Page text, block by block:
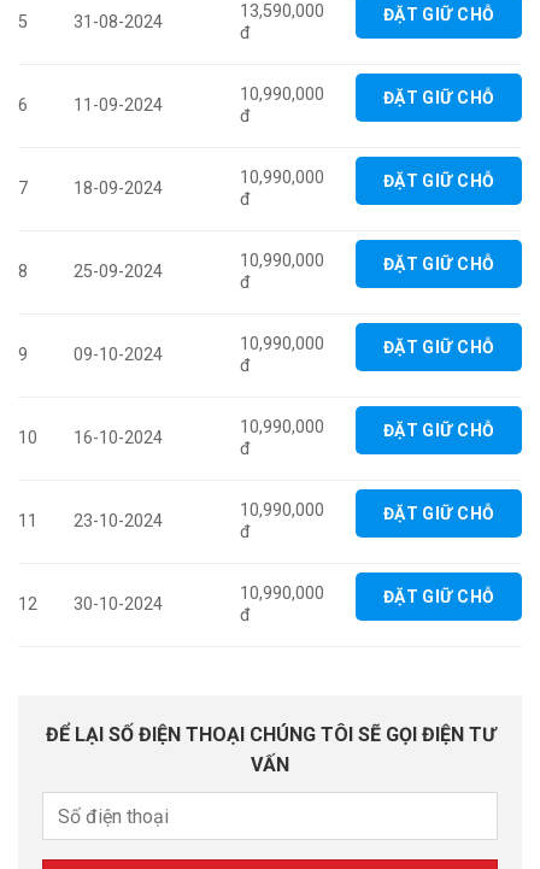
5 31-08-2024
13,590,000
đ
ĐẶT GIỮ CHỖ
6 11-09-2024
10,990,000
đ
ĐẶT GIỮ CHỖ
7 18-09-2024
10,990,000
đ
ĐẶT GIỮ CHỖ
8 25-09-2024
10,990,000
đ
ĐẶT GIỮ CHỖ
9 09-10-2024
10,990,000
đ
ĐẶT GIỮ CHỖ
10 16-10-2024
10,990,000
đ
ĐẶT GIỮ CHỖ
11 23-10-2024
10,990,000
đ
ĐẶT GIỮ CHỖ
12 30-10-2024
10,990,000
đ
ĐẶT GIỮ CHỖ
ĐỂ LẠI SỐ ĐIỆN THOẠI CHÚNG TÔI SẼ GỌI ĐIỆN TƯ
VẤN